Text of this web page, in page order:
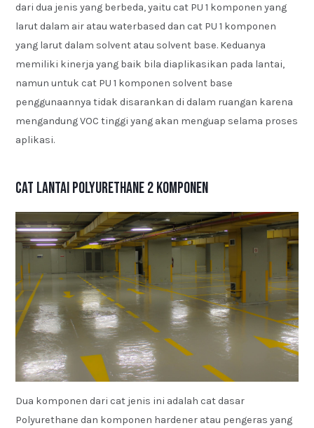
dari dua jenis yang berbeda, yaitu cat PU 1 komponen yang
larut dalam air atau waterbased dan cat PU 1 komponen
yang larut dalam solvent atau solvent base. Keduanya
memiliki kinerja yang baik bila diaplikasikan pada lantai,
namun untuk cat PU 1 komponen solvent base
penggunaannya tidak disarankan di dalam ruangan karena
mengandung VOC tinggi yang akan menguap selama proses
aplikasi.
Cat Lantai Polyurethane 2 Komponen
Dua komponen dari cat jenis ini adalah cat dasar
Polyurethane dan komponen hardener atau pengeras yang